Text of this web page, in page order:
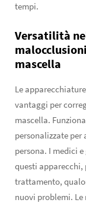
tempi.
Versatilità
mascella
Le
vantaggi per
mascella.
personalizzate
persona. I medici
questi
trattamento,
nuovi problemi.